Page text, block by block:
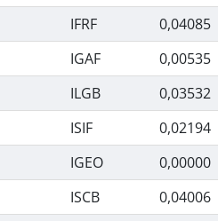
IFRF 0,04085
IGAF 0,00535
ILGB 0,03532
ISIF 0,02194
IGEO 0,00000
ISCB 0,04006